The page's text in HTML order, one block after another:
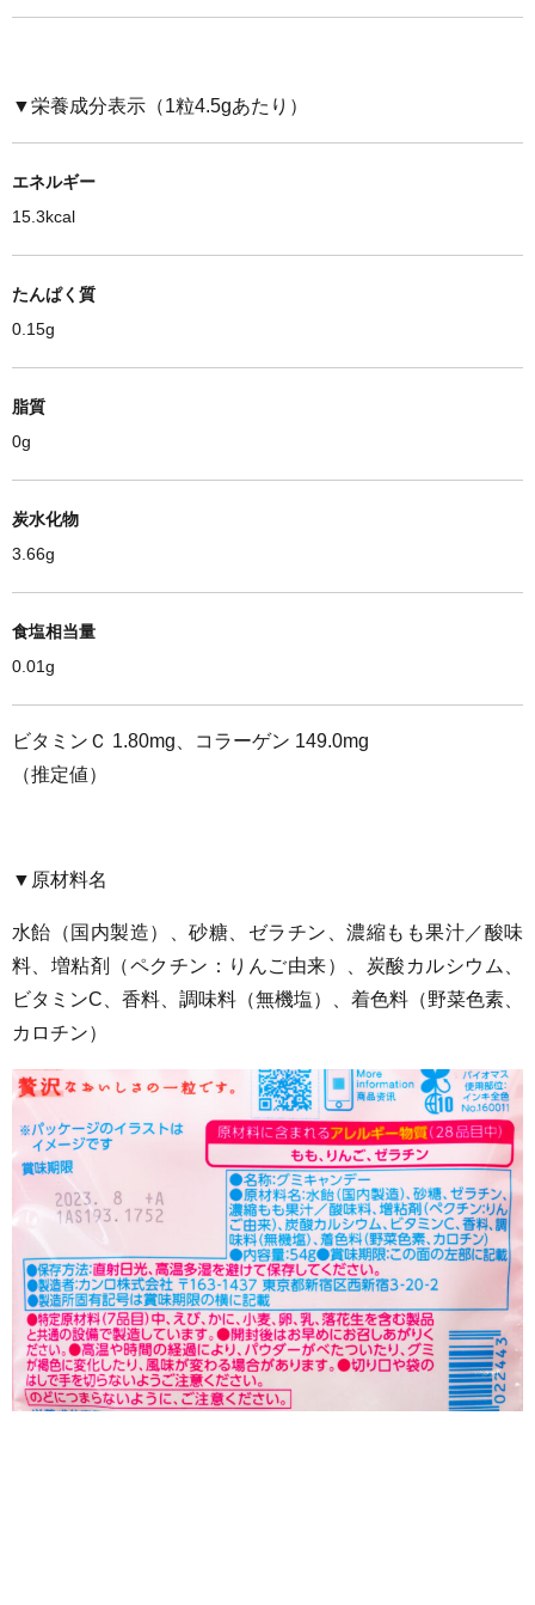
▼栄養成分表示（1粒4.5gあたり）
エネルギー
15.3kcal
たんぱく質
0.15g
脂質
0g
炭水化物
3.66g
食塩相当量
0.01g
ビタミンＣ 1.80mg 、コラーゲン 149.0mg
（推定値）
▼原材料名
水飴（国内製造）、砂糖、ゼラチン、濃縮もも果汁／酸味
料、増粘剤（ペクチン：りんご由来）、炭酸カルシウム、
ビタミンC、香料、調味料（無機塩）、着色料（野菜色素、
カロチン）